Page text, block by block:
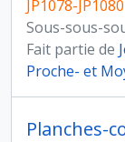
JP1078-JP1080
Sous-sous-
Fait partie de
Proche- et
Planches-